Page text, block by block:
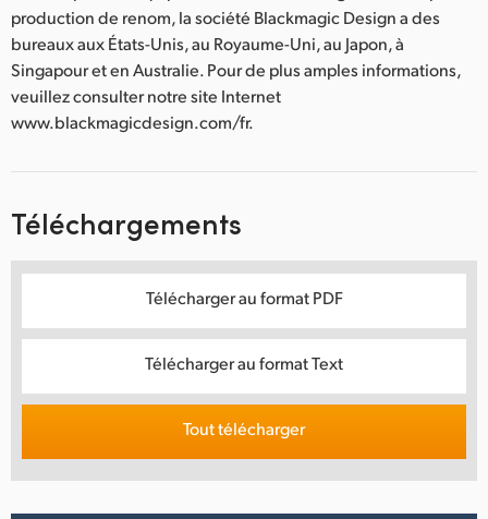
production de renom, la société Blackmagic Design a des
bureaux aux États-Unis, au Royaume-Uni, au Japon, à
Singapour et en Australie. Pour de plus amples informations,
veuillez consulter notre site Internet
www.blackmagicdesign.com/fr.
Téléchargements
Télécharger au format PDF
Télécharger au format Text
Tout télécharger